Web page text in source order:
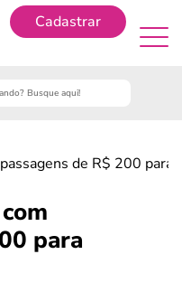
Cadastrar
de R$ 200 para
para